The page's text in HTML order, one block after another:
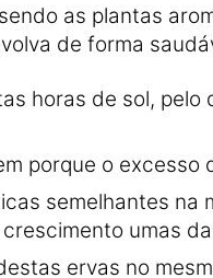
as plantas
de forma
horas de sol,
porque o excesso
semelhantes na
umas
ervas no